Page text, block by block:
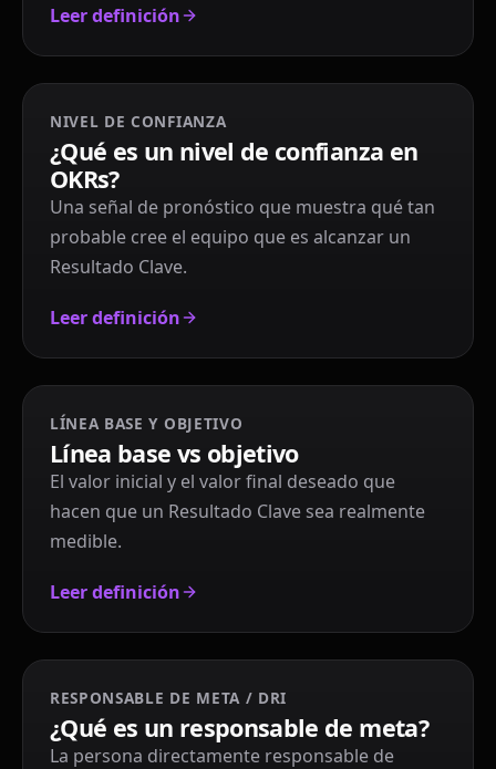
Leer definición
NIVEL DE CONFIANZA
¿Qué es un nivel de confianza en
OKRs?
Una señal de pronóstico que muestra qué tan
probable cree el equipo que es alcanzar un
Resultado Clave.
Leer definición
LÍNEA BASE Y OBJETIVO
Línea base vs objetivo
El valor inicial y el valor final deseado que
hacen que un Resultado Clave sea realmente
medible.
Leer definición
RESPONSABLE DE META / DRI
¿Qué es un responsable de meta?
La persona directamente responsable de